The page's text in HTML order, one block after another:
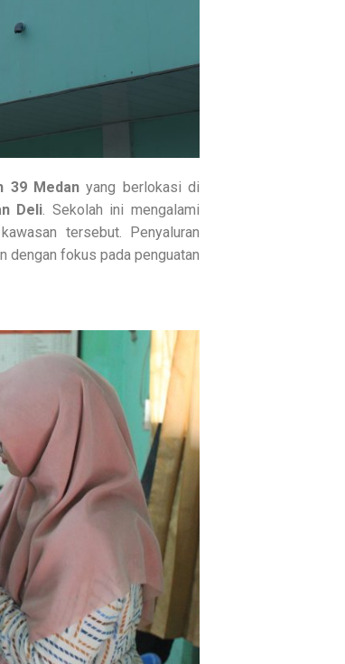
39 Medanyang berlokasi di
Deli. Sekolah ini mengalami
tersebut. Penyaluran
dengan fokus pada penguatan